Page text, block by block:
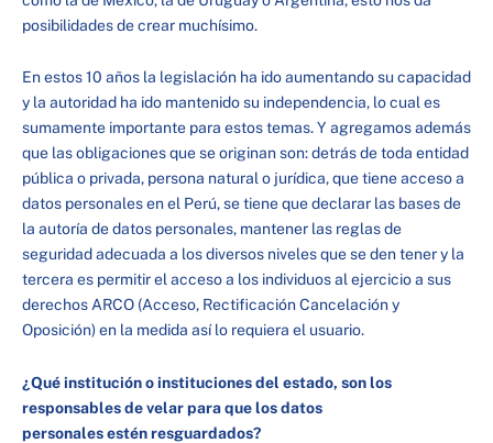
posibilidades de crear muchísimo.
En estos 10 años la legislación ha ido aumentando su capacidad
y la autoridad ha ido mantenido su independencia, lo cual es
sumamente importante para estos temas. Y agregamos además
que las obligaciones que se originan son: detrás de toda entidad
pública o privada, persona natural o jurídica, que tiene acceso a
datos personales en el Perú, se tiene que declarar las bases de
la autoría de datos personales, mantener las reglas de
seguridad adecuada a los diversos niveles que se den tener y la
tercera es permitir el acceso a los individuos al ejercicio a sus
derechos ARCO (Acceso, Rectificación Cancelación y
Oposición) en la medida así lo requiera el usuario.
¿Qué institución o instituciones del estado, son los
responsables de velar para que los datos
personales estén resguardados?